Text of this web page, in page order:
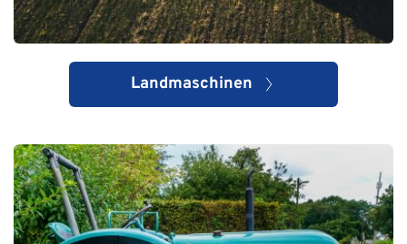
Landmaschinen